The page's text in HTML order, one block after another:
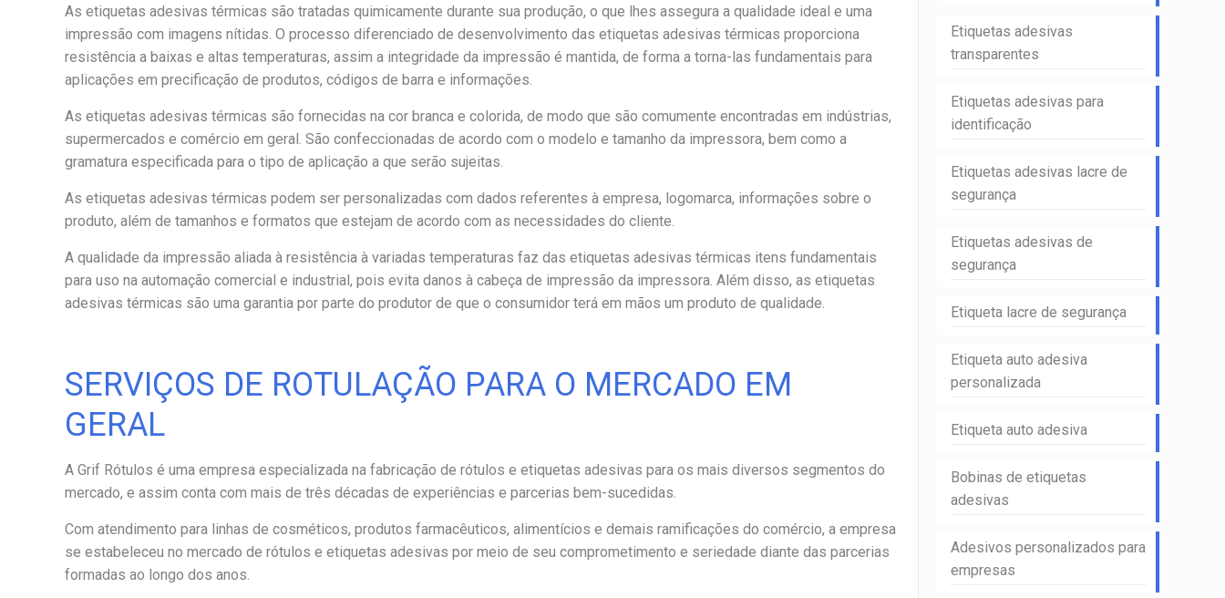
As etiquetas adesivas térmicas são tratadas quimicamente durante sua produção, o que lhes assegura a qualidade ideal e uma
impressão com imagens nítidas. O processo diferenciado de desenvolvimento das etiquetas adesivas térmicas proporciona
resistência a baixas e altas temperaturas, assim a integridade da impressão é mantida, de forma a torna-las fundamentais para
aplicações em precificação de produtos, códigos de barra e informações.
As etiquetas adesivas térmicas são fornecidas na cor branca e colorida, de modo que são comumente encontradas em indústrias,
supermercados e comércio em geral. São confeccionadas de acordo com o modelo e tamanho da impressora, bem como a
gramatura especificada para o tipo de aplicação a que serão sujeitas.
As etiquetas adesivas térmicas podem ser personalizadas com dados referentes à empresa, logomarca, informações sobre o
produto, além de tamanhos e formatos que estejam de acordo com as necessidades do cliente.
A qualidade da impressão aliada à resistência à variadas temperaturas faz das etiquetas adesivas térmicas itens fundamentais
para uso na automação comercial e industrial, pois evita danos à cabeça de impressão da impressora. Além disso, as etiquetas
adesivas térmicas são uma garantia por parte do produtor de que o consumidor terá em mãos um produto de qualidade.
SERVIÇOS DE ROTULAÇÃO PARA O MERCADO EM
GERAL
A Grif Rótulos é uma empresa especializada na fabricação de rótulos e etiquetas adesivas para os mais diversos segmentos do
mercado, e assim conta com mais de três décadas de experiências e parcerias bem-sucedidas.
Com atendimento para linhas de cosméticos, produtos farmacêuticos, alimentícios e demais ramificações do comércio, a empresa
se estabeleceu no mercado de rótulos e etiquetas adesivas por meio de seu comprometimento e seriedade diante das parcerias
formadas ao longo dos anos.
Etiquetas adesivas
transparentes
Etiquetas adesivas para
identificação
Etiquetas adesivas lacre de
segurança
Etiquetas adesivas de
segurança
Etiqueta lacre de segurança
Etiqueta auto adesiva
personalizada
Etiqueta auto adesiva
Bobinas de etiquetas
adesivas
Adesivos personalizados para
empresas